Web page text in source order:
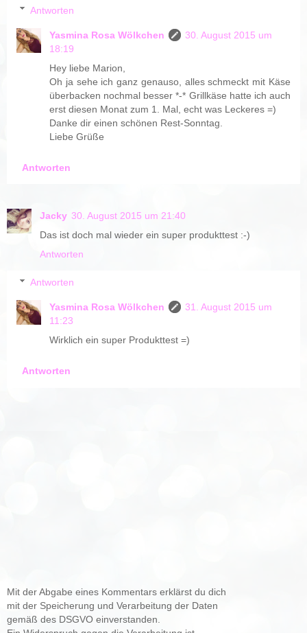
Antworten
Yasmina Rosa Wölkchen
30. August 2015 um
18:19
Hey liebe Marion,
Oh ja sehe ich ganz genauso, alles schmeckt mit Käse
überbacken nochmal besser *-* Grillkäse hatte ich auch
erst diesen Monat zum 1. Mal, echt was Leckeres =)
Danke dir einen schönen Rest-Sonntag.
Liebe Grüße
Antworten
Jacky 30. August 2015 um 21:40
Das ist doch mal wieder ein super produkttest :-)
Antworten
Antworten
Yasmina Rosa Wölkchen
31. August 2015 um
11:23
Wirklich ein super Produkttest =)
Antworten
Mit der Abgabe eines Kommentars erklärst du dich
mit der Speicherung und Verarbeitung der Daten
gemäß des DSGVO einverstanden.